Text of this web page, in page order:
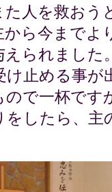
人を救おう
ら今までよ
られました
止める事が
で一杯です
をしたら、主